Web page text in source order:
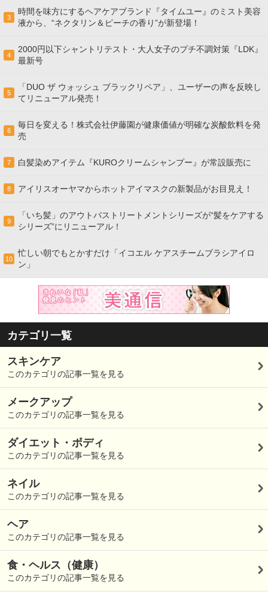
3
時間を味方にするヘアケアブランド『タイムユー』のミスト美容
液から、“ネクタリン＆ピーチの香り”が新登場！
4
2000円以下シャントリテスト・大人女子のプチ不調対策『LDK』
最新号
5
「DUO ザ ウォッシュ ブラックリペア」、ユーザーの声を反映し
てリニューアル発売！
6
毎日を変える！株式会社伊藤園が健康価値が明確な炭酸飲料を発
売
7 白髪染めアイテム『KUROクリームシャンプー』が常設販売に
8 アイリスオーヤマからホットアイマスクの新製品がお目見え！
9
「いち髪」のアウトバストリートメントシリーズが“髪をケアする
シリーズ”にリニューアル！
10
忙しい朝でもとかすだけ「イコエル ケアスチームブラシアイロ
ン」
カテゴリ一覧
スキンケア
このカテゴリの記事一覧を見る
メークアップ
このカテゴリの記事一覧を見る
ダイエット・ボディ
このカテゴリの記事一覧を見る
ネイル
このカテゴリの記事一覧を見る
ヘア
このカテゴリの記事一覧を見る
食・ヘルス（健康）
このカテゴリの記事一覧を見る